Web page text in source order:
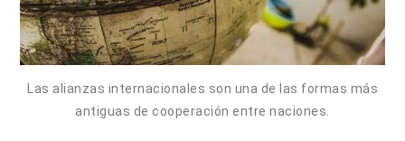
Las alianzas internacionales son una de las formas más
antiguas de cooperación entre naciones.